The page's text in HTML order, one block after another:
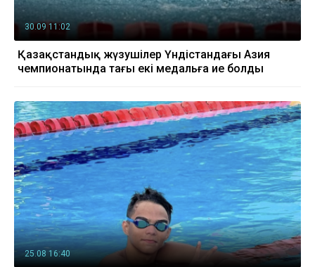
30.09 11:02
Қазақстандық жүзушілер Үндістандағы Азия
чемпионатында тағы екі медальға ие болды
25.08 16:40